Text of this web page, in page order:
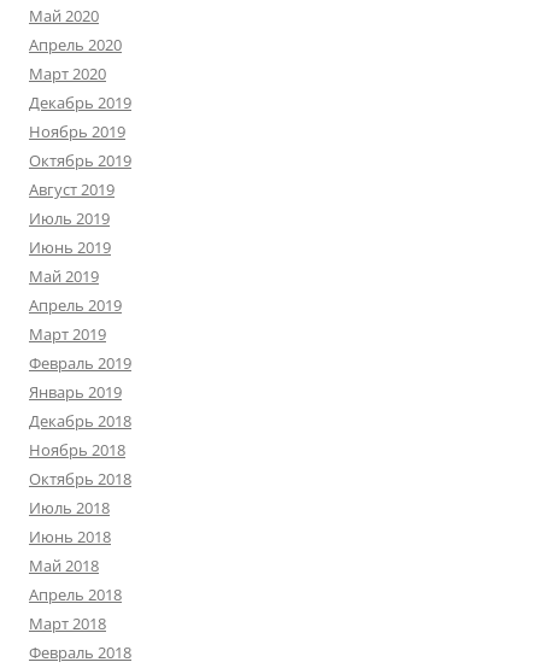
Май 2020
Апрель 2020
Март 2020
Декабрь 2019
Ноябрь 2019
Октябрь 2019
Август 2019
Июль 2019
Июнь 2019
Май 2019
Апрель 2019
Март 2019
Февраль 2019
Январь 2019
Декабрь 2018
Ноябрь 2018
Октябрь 2018
Июль 2018
Июнь 2018
Май 2018
Апрель 2018
Март 2018
Февраль 2018